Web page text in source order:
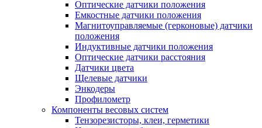
Оптические датчики положения
Емкостные датчики положения
Магнитоуправляемые (герконовые) датчики
положения
Индуктивные датчики положения
Оптические датчики расстояния
Датчики цвета
Щелевые датчики
Энкодеры
Профилометр
Компоненты весовых систем
Тензорезисторы, клеи, герметики